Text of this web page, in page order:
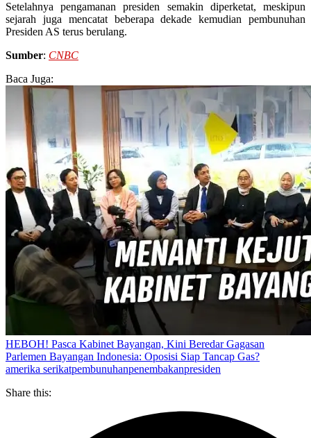
Setelahnya pengamanan presiden semakin diperketat, meskipun
sejarah juga mencatat beberapa dekade kemudian pembunuhan
Presiden AS terus berulang.
Sumber: CNBC
Baca Juga:
HEBOH! Pasca Kabinet Bayangan, Kini Beredar Gagasan
Parlemen Bayangan Indonesia: Oposisi Siap Tancap Gas?
amerika serikatpembunuhanpenembakanpresiden
Share this: